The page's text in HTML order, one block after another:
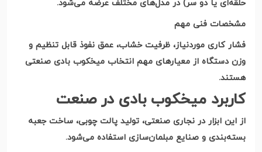
حلقه‌ای یا دو سر) در مدل‌های مختلف عرضه می‌شود.
مشخصات فنی مهم
فشار کاری موردنیاز، ظرفیت خشاب، عمق نفوذ قابل تنظیم و
وزن دستگاه از معیارهای مهم انتخاب میخکوب بادی صنعتی
هستند.
کاربرد میخکوب بادی در صنعت
از این ابزار در نجاری صنعتی، تولید پالت چوبی، ساخت جعبه
بسته‌بندی و صنایع مبلمان‌سازی استفاده می‌شود.